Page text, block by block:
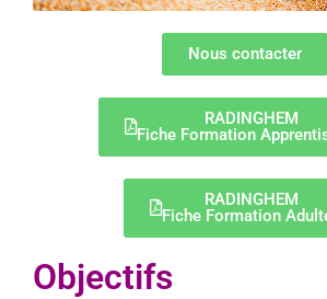
Nous contacter
RADINGHEM
Fiche Formation
RADINGHEM
Fiche Formation
Objectifs